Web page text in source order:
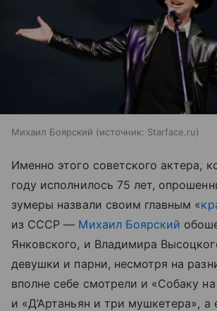
Михаил Боярский источник: Starface.ru
Именно этого советского актера,
году исполнилось 75 лет,
зумеры назвали своим главным «
из СССР — Михаил Боярский
Янковского, и Владимира
девушки и парни, несмотря на
вполне себе смотрели и «Собаку на
и «Д’Артаньян и три мушкетера»,